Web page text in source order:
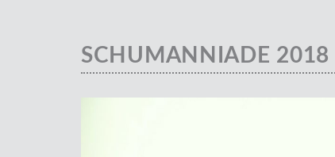
SCHUMANNIADE 2018